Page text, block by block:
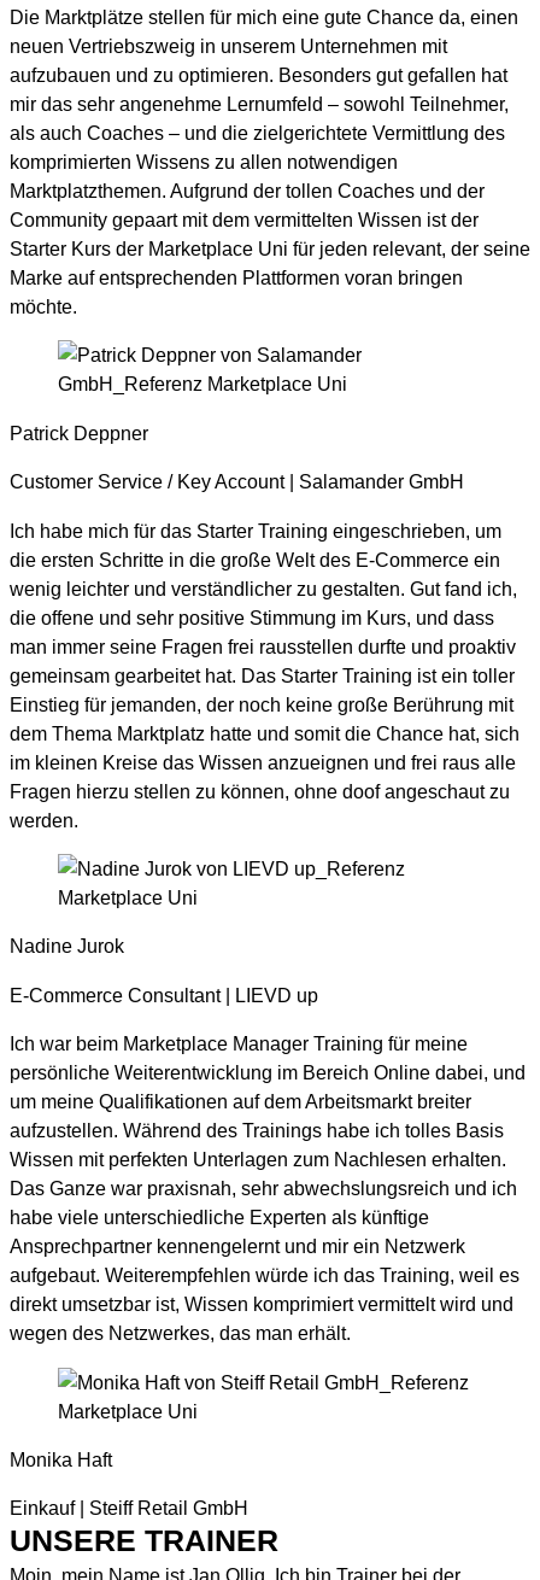
Die Marktplätze stellen für mich eine gute Chance da, einen
neuen Vertriebszweig in unserem Unternehmen mit
aufzubauen und zu optimieren. Besonders gut gefallen hat
mir das sehr angenehme Lernumfeld – sowohl Teilnehmer,
als auch Coaches – und die zielgerichtete Vermittlung des
komprimierten Wissens zu allen notwendigen
Marktplatzthemen. Aufgrund der tollen Coaches und der
Community gepaart mit dem vermittelten Wissen ist der
Starter Kurs der Marketplace Uni für jeden relevant, der seine
Marke auf entsprechenden Plattformen voran bringen
möchte.
Patrick Deppner
Customer Service / Key Account | Salamander GmbH
Ich habe mich für das Starter Training eingeschrieben, um
die ersten Schritte in die große Welt des E-Commerce ein
wenig leichter und verständlicher zu gestalten. Gut fand ich,
die offene und sehr positive Stimmung im Kurs, und dass
man immer seine Fragen frei rausstellen durfte und proaktiv
gemeinsam gearbeitet hat. Das Starter Training ist ein toller
Einstieg für jemanden, der noch keine große Berührung mit
dem Thema Marktplatz hatte und somit die Chance hat, sich
im kleinen Kreise das Wissen anzueignen und frei raus alle
Fragen hierzu stellen zu können, ohne doof angeschaut zu
werden.
Nadine Jurok
E-Commerce Consultant | LIEVD up
Ich war beim Marketplace Manager Training für meine
persönliche Weiterentwicklung im Bereich Online dabei, und
um meine Qualifikationen auf dem Arbeitsmarkt breiter
aufzustellen. Während des Trainings habe ich tolles Basis
Wissen mit perfekten Unterlagen zum Nachlesen erhalten.
Das Ganze war praxisnah, sehr abwechslungsreich und ich
habe viele unterschiedliche Experten als künftige
Ansprechpartner kennengelernt und mir ein Netzwerk
aufgebaut. Weiterempfehlen würde ich das Training, weil es
direkt umsetzbar ist, Wissen komprimiert vermittelt wird und
wegen des Netzwerkes, das man erhält.
Monika Haft
Einkauf | Steiff Retail GmbH
UNSERE TRAINER